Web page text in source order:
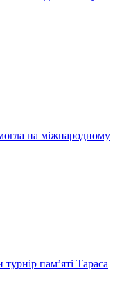
на міжнародному
пам’яті Тараса